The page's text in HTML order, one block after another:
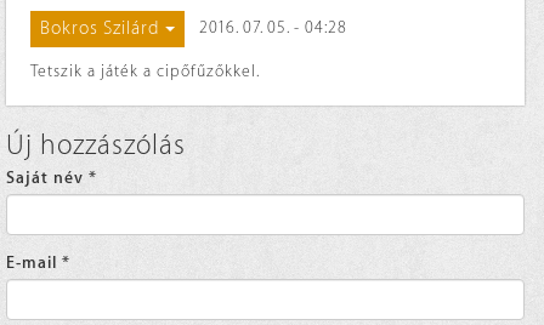
Bokros Szilárd 2016. 07. 05. - 04:28
Tetszik a játék a cipőfűzőkkel.
Új hozzászólás
Saját név *
E-mail *